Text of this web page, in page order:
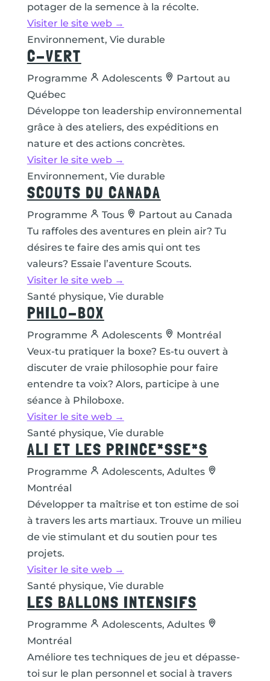
potager de la semence à la récolte.
Visiter le site web →
Environnement, Vie durable
C-VERT
Programme Adolescents
Partout au
Québec
Développe ton leadership environnemental
grâce à des ateliers, des expéditions en
nature et des actions concrètes.
Visiter le site web →
Environnement, Vie durable
SCOUTS DU CANADA
Programme Tous
Partout au Canada
Tu raffoles des aventures en plein air? Tu
désires te faire des amis qui ont tes
valeurs? Essaie l’aventure Scouts.
Visiter le site web →
Santé physique, Vie durable
PHILO-BOX
Programme Adolescents
Montréal
Veux-tu pratiquer la boxe? Es-tu ouvert à
discuter de vraie philosophie pour faire
entendre ta voix? Alors, participe à une
séance à Philoboxe.
Visiter le site web →
Santé physique, Vie durable
ALI ET LES PRINCE*SSE*S
Programme
Adolescents, Adultes
Montréal
Développer ta maîtrise et ton estime de soi
à travers les arts martiaux. Trouve un milieu
de vie stimulant et du soutien pour tes
projets.
Visiter le site web →
Santé physique, Vie durable
LES BALLONS INTENSIFS
Programme
Adolescents, Adultes
Montréal
Améliore tes techniques de jeu et dépasse-
toi sur le plan personnel et social à travers